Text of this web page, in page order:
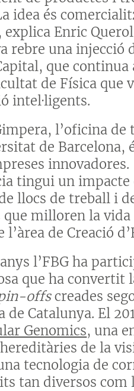
idea és
Enric
rebre una injecció
que
de Física que
intel·ligents.
l’oficina
de Barcelona,
innovadores.
tingui un impacte
llocs de treball i
milloren la vida
de Creació
l’FBG ha
que ha convertit
offscreades
Catalunya. El
Genomics, una
de la
tecnologia de
tan diversos com